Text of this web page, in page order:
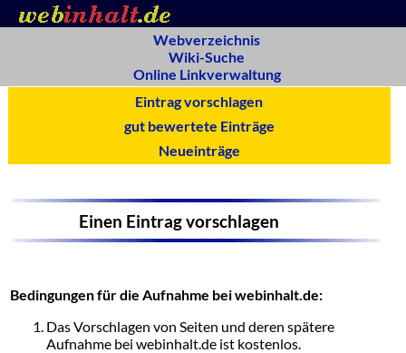
Webverzeichnis
Wiki-Suche
Online Linkverwaltung
Eintrag vorschlagen
gut bewertete Einträge
Neueinträge
Einen Eintrag vorschlagen
Bedingungen für die Aufnahme bei webinhalt.de:
Das Vorschlagen von Seiten und deren spätere
Aufnahme bei webinhalt.de ist kostenlos.